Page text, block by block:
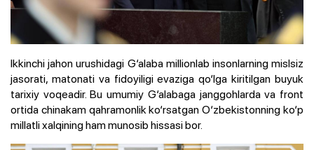
Ikkinchi jahon urushidagi G‘alaba millionlab insonlarning mislsiz
jasorati, matonati va fidoyiligi evaziga qo‘lga kiritilgan buyuk
tarixiy voqeadir. Bu umumiy G‘alabaga janggohlarda va front
ortida chinakam qahramonlik ko‘rsatgan O‘zbekistonning ko‘p
millatli xalqining ham munosib hissasi bor.